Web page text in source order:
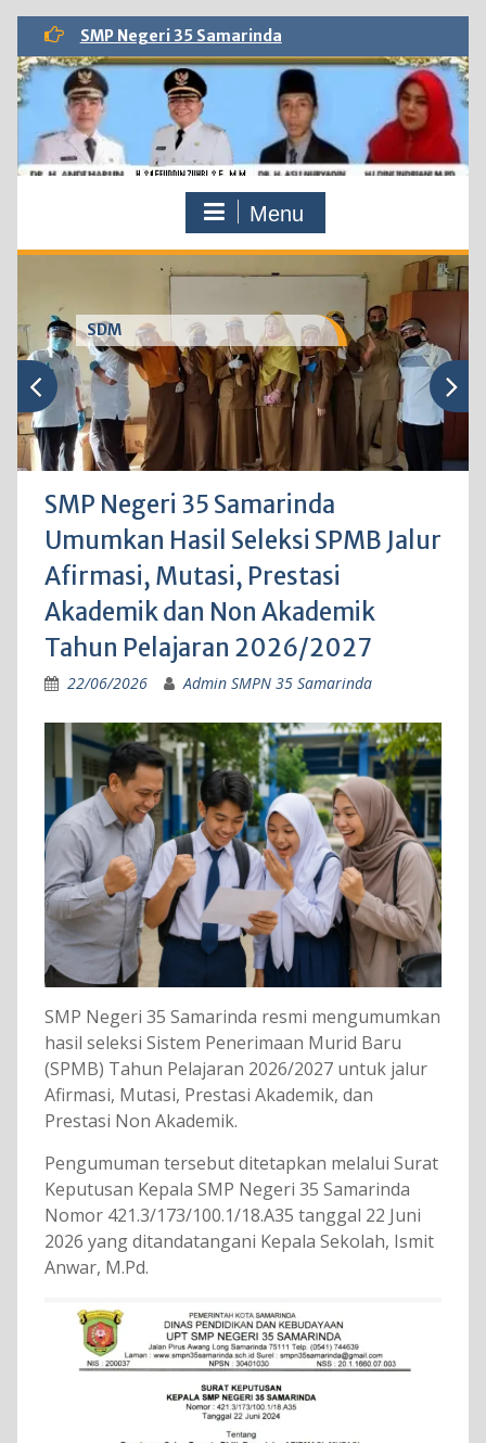
Skip
content
SMP Negeri 35 Samarinda
Menu
SDM
SMP Negeri 35 Samarinda
Umumkan Hasil Seleksi SPMB Jalur
Afirmasi, Mutasi, Prestasi
Akademik dan Non Akademik
Tahun Pelajaran 2026/2027
22/06/2026 Admin SMPN 35 Samarinda
SMP Negeri 35 Samarinda resmi mengumumkan
hasil seleksi Sistem Penerimaan Murid Baru
(SPMB) Tahun Pelajaran 2026/2027 untuk jalur
Afirmasi, Mutasi, Prestasi Akademik, dan
Prestasi Non Akademik.
Pengumuman tersebut ditetapkan melalui Surat
Keputusan Kepala SMP Negeri 35 Samarinda
Nomor 421.3/173/100.1/18.A35 tanggal 22 Juni
2026 yang ditandatangani Kepala Sekolah, Ismit
Anwar, M.Pd.